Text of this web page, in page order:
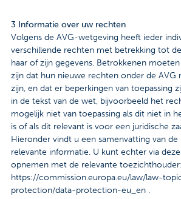
3 Informatie over uw rechten
Volgens de AVG-wetgeving heeft ieder
verschillende rechten met betrekking tot
haar of zijn gegevens. Betrokkenen
zijn dat hun nieuwe rechten onder de AVG
zijn, en dat er beperkingen van toepassing
in de tekst van de wet, bijvoorbeeld het
mogelijk niet van toepassing als dit niet in
is of als dit relevant is voor een juridische
Hieronder vindt u een samenvatting van de
relevante informatie. U kunt echter via
opnemen met de relevante toezichthouder:
https://commission.europa.eu/law/law-
protection/data-protection-eu_en .